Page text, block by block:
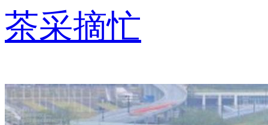
茶采摘忙